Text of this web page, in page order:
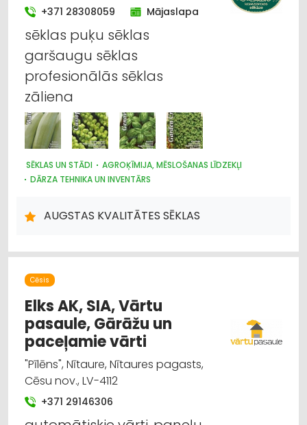
+371 28308059 Mājaslapa
sēklas puķu sēklas
garšaugu sēklas
profesionālās sēklas
zāliena
SĒKLAS UN STĀDI
AGROĶĪMIJA, MĒSLOŠANAS LĪDZEKĻI
DĀRZA TEHNIKA UN INVENTĀRS
AUGSTAS KVALITĀTES SĒKLAS
Cēsis
Elks AK, SIA, Vārtu
pasaule, Gārāžu un
paceļamie vārti
"Pīlēns", Nītaure, Nītaures pagasts,
Cēsu nov., LV-4112
+371 29146306